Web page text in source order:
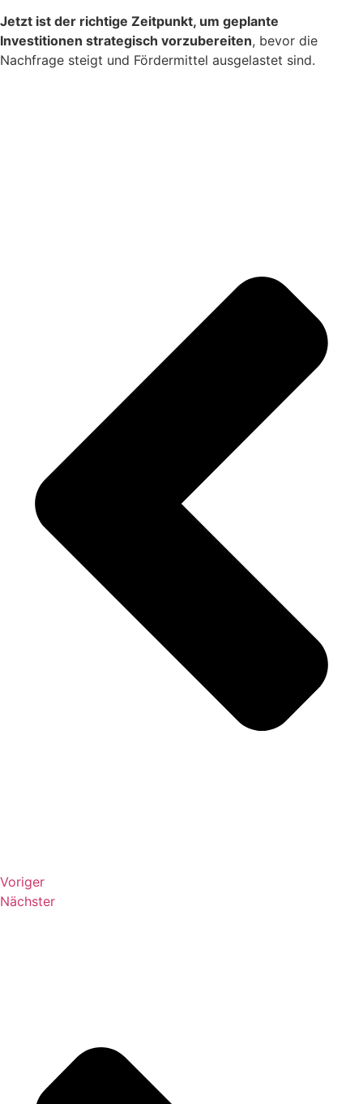
Jetzt ist der richtige Zeitpunkt, um geplante
Investitionen strategisch vorzubereiten, bevor die
Nachfrage steigt und Fördermittel ausgelastet sind.
Voriger
Nächster